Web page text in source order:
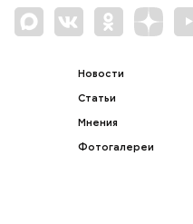
Новости
Статьи
Мнения
Фотогалереи